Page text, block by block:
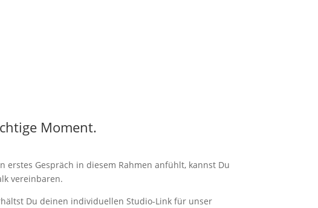
Moment.
erstes Gespräch in diesem Rahmen anfühlt, kannst Du
vereinbaren.
Du deinen individuellen Studio-Link für unser